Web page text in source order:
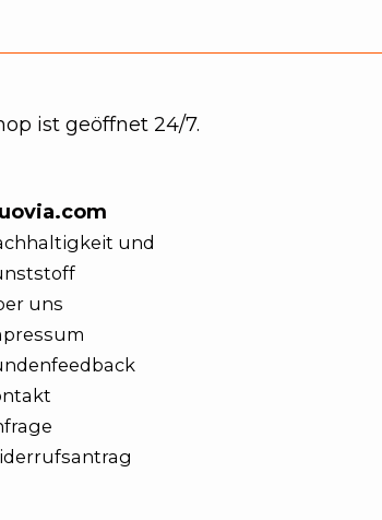
ist geöffnet 24/7.
und
uns